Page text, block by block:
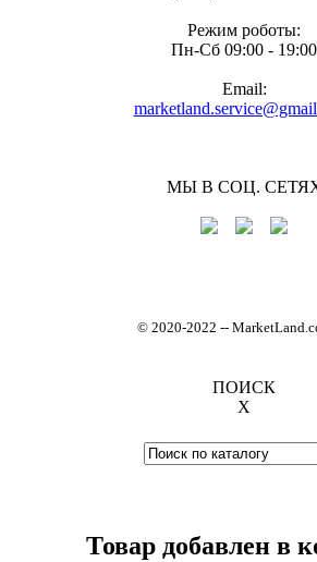
Режим роботы:
Пн-Cб 09:00 - 19:00
Email:
МЫ В СОЦ.
© 2020-2022 --
ПОИСК
X
Товар добавлен в